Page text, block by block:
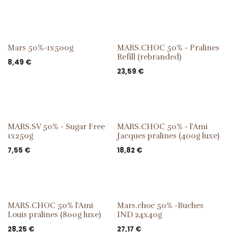
Mars 50%-1x500g
8,49 €
MARS.CHOC 50% - Pralines
Refill (rebranded)
23,59 €
MARS.SV 50% - Sugar Free
1x250g
7,55 €
MARS.CHOC 50% - l'Ami
Jacques pralines (400g luxe)
18,82€
MARS.CHOC 50% l'Ami
Louis pralines (800g luxe)
28,25 €
Mars.choc 50% -Buches
IND 24x40g
27,17 €